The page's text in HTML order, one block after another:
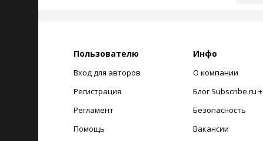
Пользователю
Вход для авторов
Регистрация
Регламент
Помощь
Инфо
О компании
Блог Subscribe.ru +
Безопасность
Вакансии